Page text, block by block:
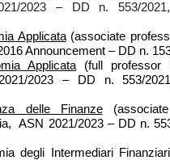
2023 – DD n. 553/
Applicata(associate
Announcement – DD n.
Applicata (full professor
2023 – DD n. 553/
delle Finanze(associate
ASN 2021/2023 – DD n.
degli Intermediari